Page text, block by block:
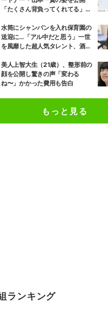
「たくさん背負ってくれてる」感
水筒にシャンパンを入れ保育園の
送迎に…「アル中だと思う」一世
を風靡した超人気タレント、酒漬
美人上智大生（21歳）、整形前の
顔を公開し驚きの声「変わる
ね〜」かかった費用も告白
もっと見る
ランキング